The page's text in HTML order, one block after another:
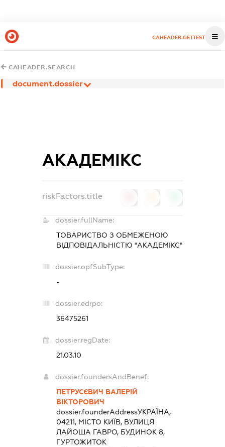
CAHEADER.GETTEST
CAHEADER.SEARCH
document.dossier
АКАДЕМІКС
riskFactors.title
dossier.fullName:
ТОВАРИСТВО З ОБМЕЖЕНОЮ
ВІДПОВІДАЛЬНІСТЮ "АКАДЕМІКС"
dossier.opfSubType:
-
dossier.edrpo:
36475261
dossier.regDate:
21.03.10
dossier.foundersAndBenef:
ПЕТРУСЄВИЧ ВАЛЕРІЙ
ВІКТОРОВИЧ
dossier.founderAddressУКРАЇНА,
04211, МІСТО КИЇВ, ВУЛИЦЯ
ЛАЙОША ГАВРО, БУДИНОК 8,
ГУРТОЖИТОК